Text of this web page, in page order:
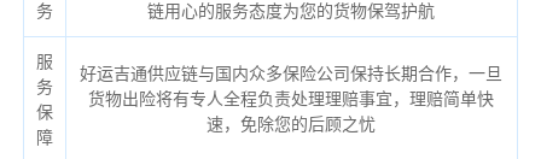
务
链用心的服务态度为您的货物保驾护航
服
务
保
障
好运吉通供应链与国内众多保险公司保持长期合作，一旦
货物出险将有专人全程负责处理理赔事宜，理赔简单快
速，免除您的后顾之忧